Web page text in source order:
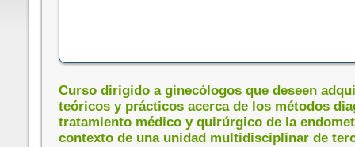
Curso dirigido a ginecólogos que deseen
teóricos y prácticos acerca de los métodos
tratamiento médico y quirúrgico de la
contexto de una unidad multidisciplinar de